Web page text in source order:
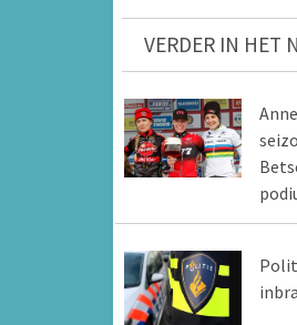
VERDER IN HET